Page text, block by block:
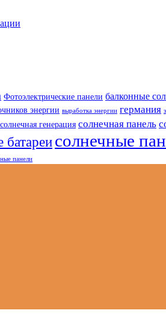
Фотоэлектрические панели балконные
энергии выработка энергии германия
солнечная генерация солнечная панель
батареисолнечные
панели